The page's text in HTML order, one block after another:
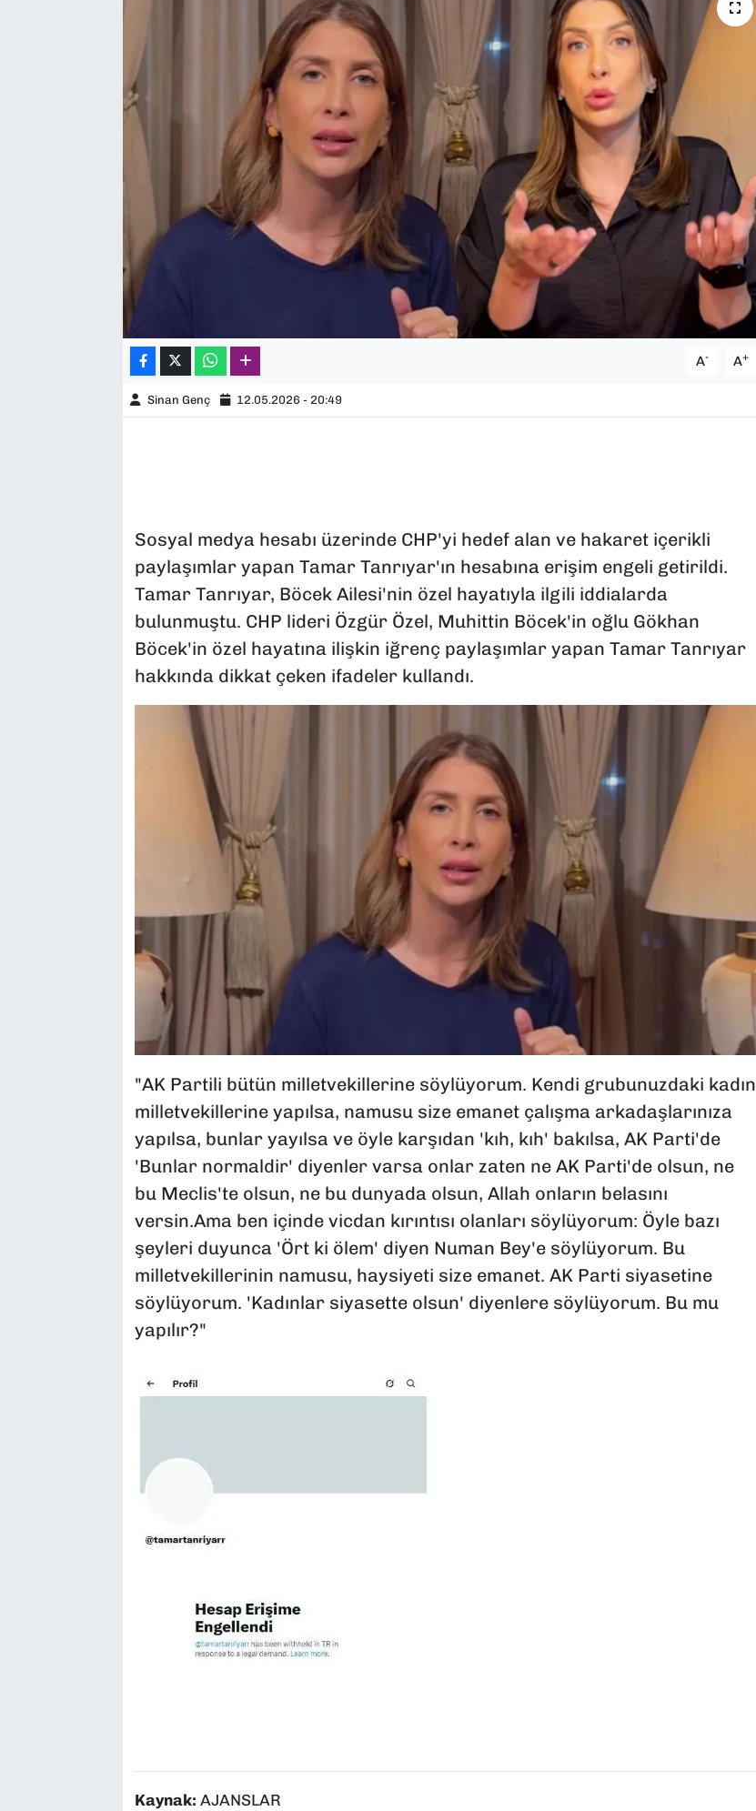
A- A+
Sinan Genç 12.05.2026 - 20:49
Sosyal medya hesabı üzerinde CHP'yi hedef alan ve hakaret içerikli
paylaşımlar yapan Tamar Tanrıyar'ın hesabına erişim engeli getirildi.
Tamar Tanrıyar, Böcek Ailesi'nin özel hayatıyla ilgili iddialarda
bulunmuştu. CHP lideri Özgür Özel, Muhittin Böcek'in oğlu Gökhan
Böcek'in özel hayatına ilişkin iğrenç paylaşımlar yapan Tamar Tanrıyar
hakkında dikkat çeken ifadeler kullandı.
"AK Partili bütün milletvekillerine söylüyorum. Kendi grubunuzdaki kadın
milletvekillerine yapılsa, namusu size emanet çalışma arkadaşlarınıza
yapılsa, bunlar yayılsa ve öyle karşıdan 'kıh, kıh' bakılsa, AK Parti'de
'Bunlar normaldir' diyenler varsa onlar zaten ne AK Parti'de olsun, ne
bu Meclis'te olsun, ne bu dunyada olsun, Allah onların belasını
versin.Ama ben içinde vicdan kırıntısı olanları söylüyorum: Öyle bazı
şeyleri duyunca 'Ört ki ölem' diyen Numan Bey'e söylüyorum. Bu
milletvekillerinin namusu, haysiyeti size emanet. AK Parti siyasetine
söylüyorum. 'Kadınlar siyasette olsun' diyenlere söylüyorum. Bu mu
yapılır?"
Kaynak: AJANSLAR
YEREL YÖNETİMLER